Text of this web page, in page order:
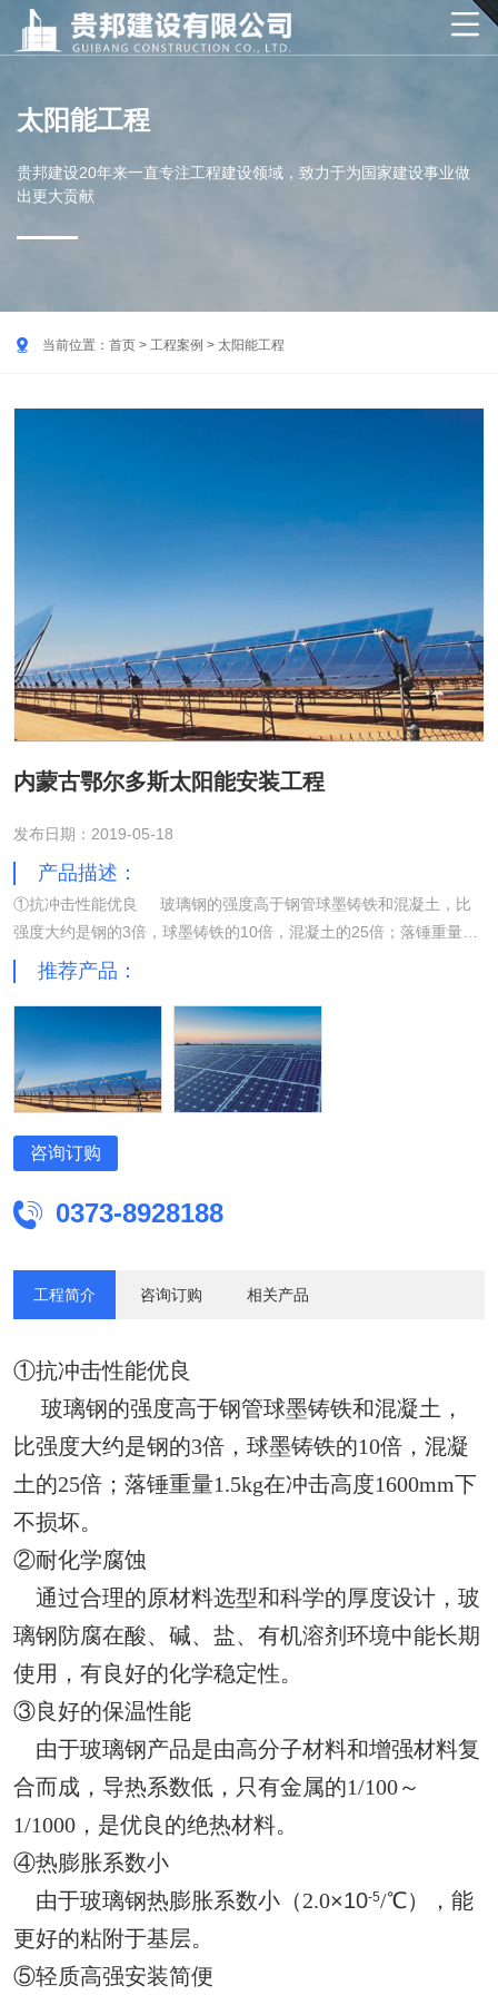

太阳能工程
贵邦建设20年来一直专注工程建设领域，致力于为国家建设事业做
出更大贡献
 当前位置： 首页 > 工程案例 > 太阳能工程
内蒙古鄂尔多斯太阳能安装工程
发布日期：2019-05-18
产品描述：
①抗冲击性能优良 玻璃钢的强度高于钢管球墨铸铁和混凝土，比
强度大约是钢的3倍，球墨铸铁的10倍，混凝土的25倍；落锤重量
1.5kg在冲击高度1600mm下不损坏。②耐化学腐蚀 通过合理的原
材料选型和科学的厚度设计，玻璃钢防腐在酸、碱、盐、有机溶剂环
境中能长期使用，有良好的化学稳定性。③良好的保温性能 由于玻
璃钢产品是由高分子材料和增强材料复合而成，导热系数低，只有金
属的1/100～1/1000，是优良的绝热材料。④热膨胀系数小 由于玻
璃钢热膨胀系数小（2.0×10-5/℃），能更好的粘附于基层。⑤轻质高
⑥施工工艺性能优良 玻璃钢在固化成型前，由于树脂的流动性，可
合大型、整体和结构复杂的设备施工要求，根据环境情况可以现场施
推荐产品：
咨询订购
 0373-8928188
工程简介 咨询订购 相关产品
①抗冲击性能优良
玻璃钢的强度高于钢管球墨铸铁和混凝土，
比强度大约是钢的3倍，球墨铸铁的10倍，混凝
土的25倍；落锤重量1.5kg在冲击高度1600mm下
不损坏。
②耐化学腐蚀
通过合理的原材料选型和科学的厚度设计，玻
璃钢防腐在酸、碱、盐、有机溶剂环境中能长期
使用，有良好的化学稳定性。
③良好的保温性能
由于玻璃钢产品是由高分子材料和增强材料复
合而成，导热系数低，只有金属的1/100～
1/1000，是优良的绝热材料。
④热膨胀系数小
由于玻璃钢热膨胀系数小（2.0×10-5/℃），能
更好的粘附于基层。
⑤轻质高强安装简便